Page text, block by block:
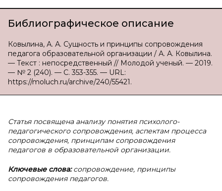
Библиографическое описание
Ковылина, А. А. Сущность и принципы сопровождения
педагога образовательной организации / А. А. Ковылина.
— Текст : непосредственный // Молодой ученый. — 2019.
— № 2 (240). — С. 353-355. — URL:
https://moluch.ru/archive/240/55421.
Статья посвящена анализу понятия психолого-
педагогического сопровождения, аспектам процесса
сопровождения, принципам сопровождения
педагогов в образовательной организации.
Ключевые слова:сопровождение, принципы
сопровождения педагогов.